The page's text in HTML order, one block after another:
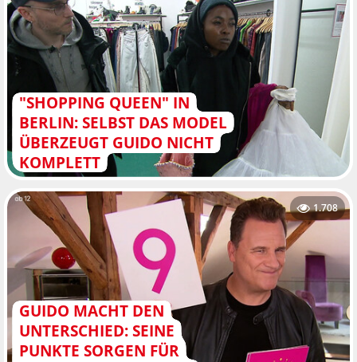
"SHOPPING QUEEN" IN
BERLIN: SELBST DAS MODEL
ÜBERZEUGT GUIDO NICHT
KOMPLETT
GUIDO MACHT DEN
UNTERSCHIED: SEINE
PUNKTE SORGEN FÜR
1.708